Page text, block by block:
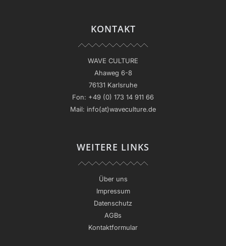
KONTAKT
WAVE CULTURE
Ahaweg 6-8
76131 Karlsruhe
Fon: +49 (0) 173 14 911 66
Mail: info(at)waveculture.de
WEITERE LINKS
Über uns
Impressum
Datenschutz
AGBs
Kontaktformular